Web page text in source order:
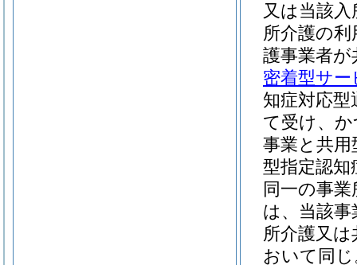
又は当該
所介護の利
護事業者が
密着型サ
知症対応
て受け、
事業と共用
型指定認知
同一の事
は、当該
所介護又
おいて同じ